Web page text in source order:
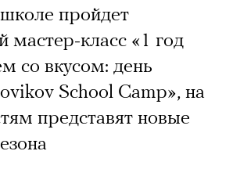
пройдет
мастер-класс «1 год
со вкусом: день
School Camp», на
представят новые